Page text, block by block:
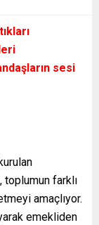
sesi
farklı
amaçlıyor.
emekliden